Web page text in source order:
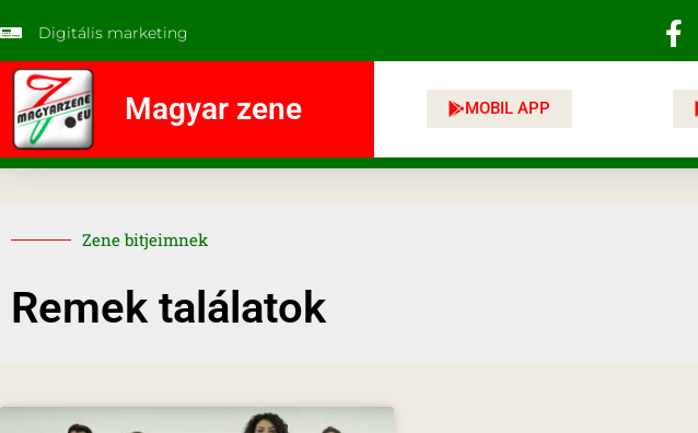
Digitális marketing
Magyar zene MOBIL APP
Zene bitjeimnek
Remek találatok